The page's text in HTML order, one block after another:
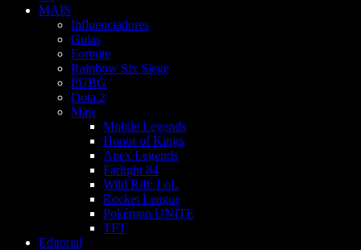
MAIS
Influenciadores
Guias
Fortnite
Rainbow Six Siege
PUBG
Dota 2
Mais
Mobile Legends
Honor of Kings
Apex Legends
Farlight 84
Wild Rift: LoL
Rocket League
Pokémon UNITE
TFT
Editorial